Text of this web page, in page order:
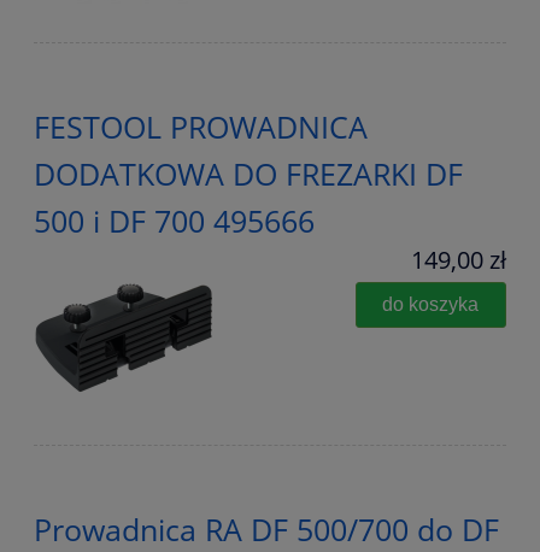
FESTOOL PROWADNICA
DODATKOWA DO FREZARKI DF
500 i DF 700 495666
149,00 zł
do koszyka
Prowadnica RA DF 500/700 do DF